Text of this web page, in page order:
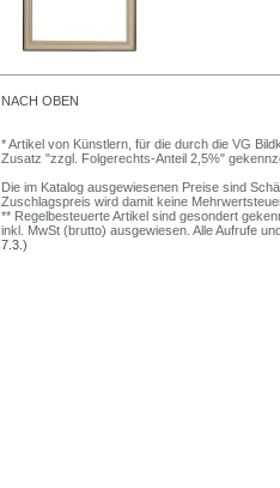
NACH OBEN
* Artikel von Künstlern, für die durch die VG
Zusatz "zzgl. Folgerechts-Anteil 2,5%"
Die im Katalog ausgewiesenen Preise sind
Zuschlagspreis wird damit keine
** Regelbesteuerte Artikel sind gesondert
inkl. MwSt (brutto) ausgewiesen. Alle Aufrufe
7.3.)